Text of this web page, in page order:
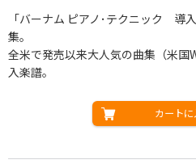
「バーナム ピアノ･テクニック 導
集。
全米で発売以来大人気の曲集（米
入楽譜。
カート